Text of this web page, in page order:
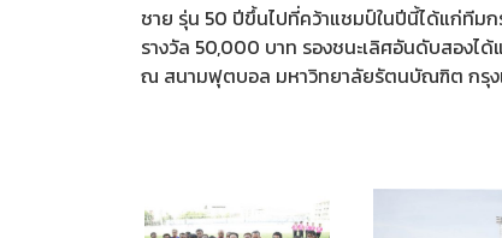
ชาย รุ่น 50 ปีขึ้นไปที่คว้าแชมป์ในปีนี้ได้แก่ทีม
รางวัล 50,000 บาท รองชนะเลิศอันดับสองไ
ณ สนามฟุตบอล มหาวิทยาลัยรัตนบัณฑิต กรุง